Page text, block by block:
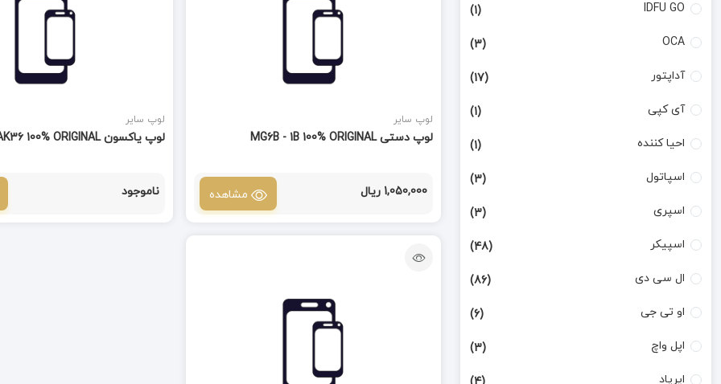
IDFU GO
(1)
OCA
(3)
آداپتور (17)
آی کپی (1)
احیا کننده (1)
اسپاتول (3)
اسپری (3)
اسپیکر (48)
ال سی دی (86)
او تی جی (6)
اپل واچ (3)
ایرپاد
لوپ سایر
لوپ دستی MG6B - 1B 100% ORIGINAL
1,050,000 ریال مشاهده
لوپ سایر
لوپ یاکسون YAXUN AK36 100% ORIGINAL
ناموجود